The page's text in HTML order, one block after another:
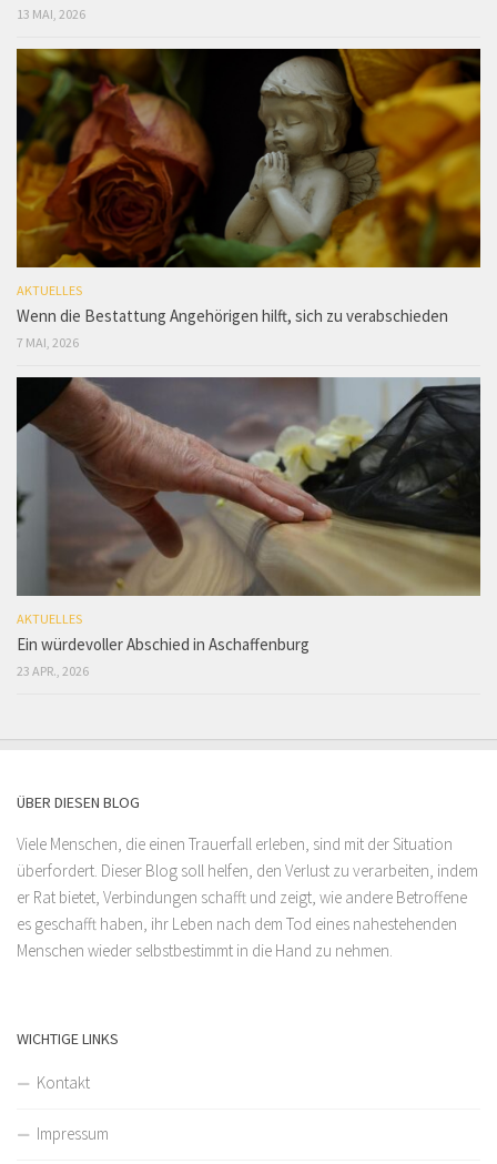
13 MAI, 2026
AKTUELLES
Wenn die Bestattung Angehörigen hilft, sich zu verabschieden
7 MAI, 2026
AKTUELLES
Ein würdevoller Abschied in Aschaffenburg
23 APR., 2026
ÜBER DIESEN BLOG
Viele Menschen, die einen Trauerfall erleben, sind mit der Situation
überfordert. Dieser Blog soll helfen, den Verlust zu verarbeiten, indem
er Rat bietet, Verbindungen schafft und zeigt, wie andere Betroffene
es geschafft haben, ihr Leben nach dem Tod eines nahestehenden
Menschen wieder selbstbestimmt in die Hand zu nehmen.
WICHTIGE LINKS
Kontakt
Impressum